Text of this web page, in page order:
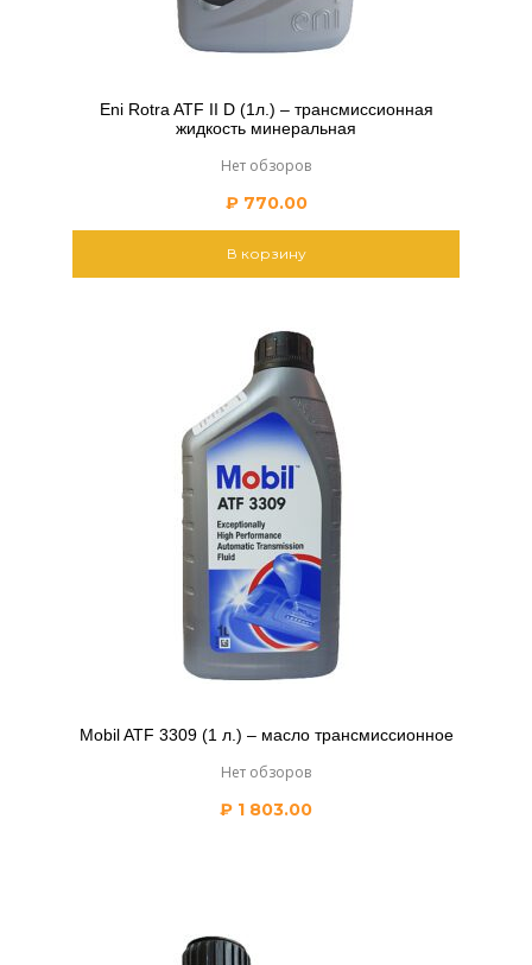
Eni Rotra ATF II D (1л.) – трансмиссионная
жидкость минеральная
Нет обзоров
₽770.00
В корзину
Mobil ATF 3309 (1 л.) – масло трансмиссионное
Нет обзоров
₽ 1 803.00